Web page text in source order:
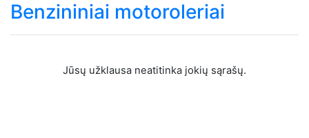
Benzininiai motoroleriai
Jūsų užklausa neatitinka jokių sąrašų.